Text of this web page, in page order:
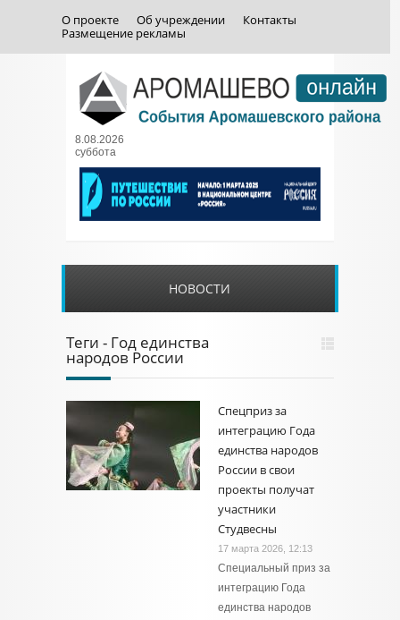
О проекте Об учреждении
Контакты
Размещение рекламы
8.08.2026
суббота
НОВОСТИ
Теги - Год единства
народов России
Спецприз за
интеграцию Года
единства народов
России в свои
проекты получат
участники
Студвесны
17 марта 2026, 12:13
Специальный приз за
интеграцию Года
единства народов